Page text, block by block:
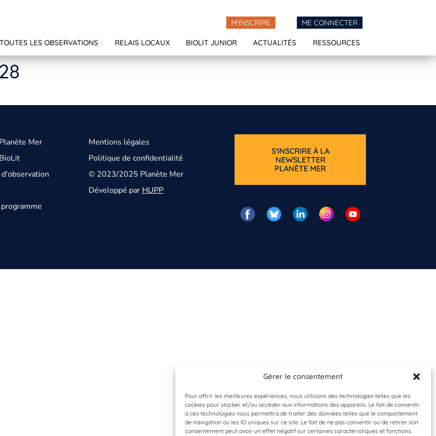
Gérer le consentement
Pour offrir les meilleures expériences, nous utilisons des technologies telles que les
cookies pour stocker et/ou accéder aux informations des appareils. Le fait de consentir
à ces technologies nous permettra de traiter des données telles que le comportement
de navigation ou les ID uniques sur ce site. Le fait de ne pas consentir ou de retirer son
consentement peut avoir un effet négatif sur certaines caractéristiques et fonctions.
M'INSCRIRE ME CONNECTER
TOUTES LES OBSERVATIONS RELAIS LOCAUX BIOLIT JUNIOR ACTUALITÉS RESSOURCES
Mer
Mentions légales
Politique de confidentialité
© 2023/2025 Planète Mer
Développé parHUPP
S'INSCRIRE À LA
NEWSLETTER
PLANÈTE MER